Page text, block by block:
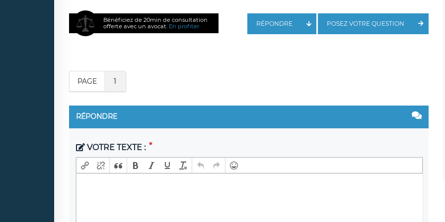
Bénéficiez de 20min de consultation
offerte avec un avocat. En profiter POSEZ VOTRE QUESTION
RÉPONDRE
PAGE 1
RÉPONDRE
VOTRE TEXTE :